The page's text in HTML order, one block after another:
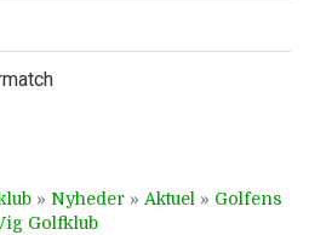
» Nyheder » Aktuel » Golfens
Golfklub